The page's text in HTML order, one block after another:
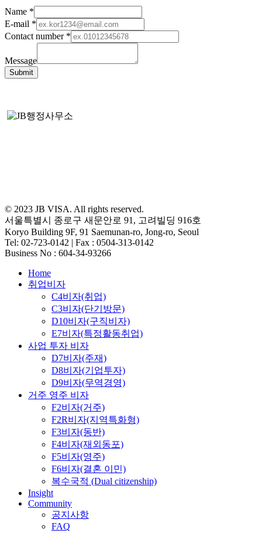
Name *
E-mail *
Contact number *
Message
Submit
© 2023 JB VISA. All rights reserved.
서울특별시 종로구 새문안로 91, 고려빌딩 916호
Koryo Building 9F, 91 Saemunan-ro, Jong-ro, Seoul
Tel: 02-723-0142 | Fax : 0504-313-0142
Business No : 604-34-93266
Close
Menu
Home
취업비자
C4비자(취업)
C3비자(단기방문)
D10비자(구직비자)
E7비자(특정활동취업)
사업 투자 비자
D7비자(주재)
D8비자(기업투자)
D9비자(무역경영)
거주 영주 비자
F2비자(거주)
F2R비자(지역특화형)
F3비자(동반)
F4비자(재외동포)
F5비자(영주)
F6비자(결혼 이민)
복수국적 (Dual citizenship)
Insight
Community
공지사항
FAQ